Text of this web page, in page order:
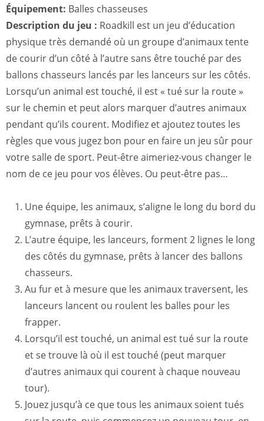
Équipement: Balles chasseuses
Description du jeu : Roadkill est un jeu d’éducation
physique très demandé où un groupe d’animaux tente
de courir d’un côté à l’autre sans être touché par des
ballons chasseurs lancés par les lanceurs sur les côtés.
Lorsqu’un animal est touché, il est « tué sur la route »
sur le chemin et peut alors marquer d’autres animaux
pendant qu’ils courent. Modifiez et ajoutez toutes les
règles que vous jugez bon pour en faire un jeu sûr pour
votre salle de sport. Peut-être aimeriez-vous changer le
nom de ce jeu pour vos élèves. Ou peut-être pas…
Une équipe, les animaux, s’aligne le long du bord du
gymnase, prêts à courir.
L’autre équipe, les lanceurs, forment 2 lignes le long
des côtés du gymnase, prêts à lancer des ballons
chasseurs.
Au fur et à mesure que les animaux traversent, les
lanceurs lancent ou roulent les balles pour les
frapper.
Lorsqu’il est touché, un animal est tué sur la route
et se trouve là où il est touché (peut marquer
d’autres animaux qui courent à chaque nouveau
tour).
Jouez jusqu’à ce que tous les animaux soient tués